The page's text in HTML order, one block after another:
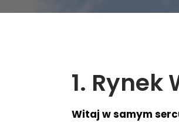
1. Rynek
Witaj w samym